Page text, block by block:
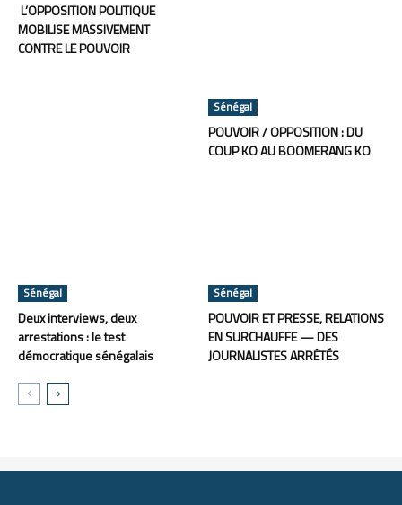
L’OPPOSITION POLITIQUE
MOBILISE MASSIVEMENT
CONTRE LE POUVOIR
Sénégal
POUVOIR / OPPOSITION : DU
COUP KO AU BOOMERANG KO
Sénégal
Deux interviews, deux
arrestations : le test
démocratique sénégalais
Sénégal
POUVOIR ET PRESSE, RELATIONS
EN SURCHAUFFE — DES
JOURNALISTES ARRÊTÉS